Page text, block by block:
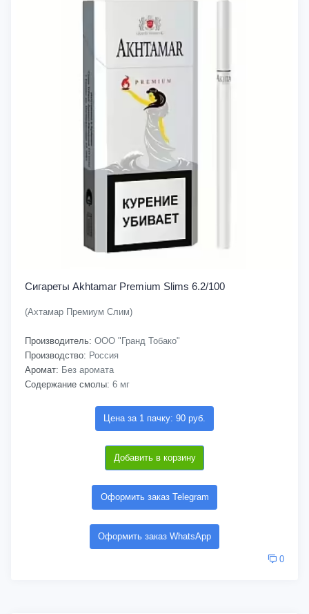
Сигареты Akhtamar Premium Slims 6.2/100
(Ахтамар Премиум Слим)
Производитель: ООО "Гранд Тобако"
Производство: Россия
Аромат: Без аромата
Содержание смолы: 6 мг
Цена за 1 пачку: 90 руб.
Добавить в корзину
Оформить заказ Telegram
Оформить заказ WhatsApp
0